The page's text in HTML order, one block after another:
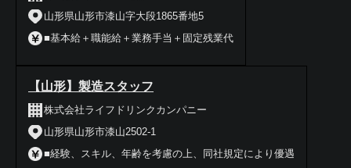
山形県山形市漆山字大段1865番地5
■基本給＋職能給＋業務手当＋固定残業代
【山形】製造スタッフ
株式会社ライフドリンクカンパニー
山形県山形市漆山2502-1
■経験、スキル、年齢を考慮の上、同社規定により優遇